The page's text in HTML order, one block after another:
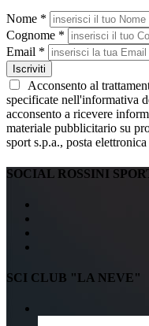
Nome *
Cognome *
Email *
Iscriviti
Acconsento al
specificate nell'informativa
acconsento a ricevere
materiale pubblicitario su
sport s.p.a., posta
SOCIAL ROSSINI
SCI CLUB "LA NEVE"